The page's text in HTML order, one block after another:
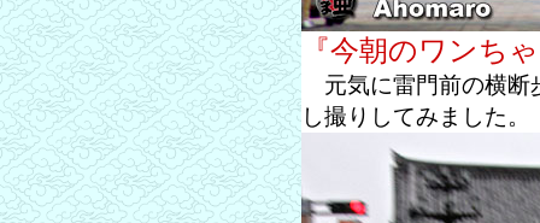
『今朝のワンち
元気に雷門前の横断
し撮りしてみました。